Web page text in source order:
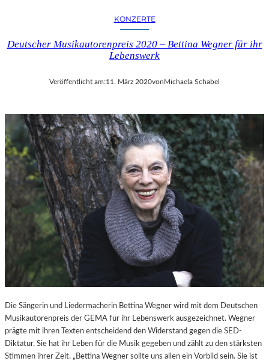
KONZERTE
Deutscher Musikautorenpreis 2020 – Bettina Wegner für ihr
Lebenswerk
Veröffentlicht am:11. März 2020von Michaela Schabel
Die Sängerin und Liedermacherin Bettina Wegner wird mit dem Deutschen
Musikautorenpreis der GEMA für ihr Lebenswerk ausgezeichnet. Wegner
prägte mit ihren Texten entscheidend den Widerstand gegen die SED-
Diktatur. Sie hat ihr Leben für die Musik gegeben und zählt zu den stärksten
Stimmen ihrer Zeit. „Bettina Wegner sollte uns allen ein Vorbild sein. Sie ist